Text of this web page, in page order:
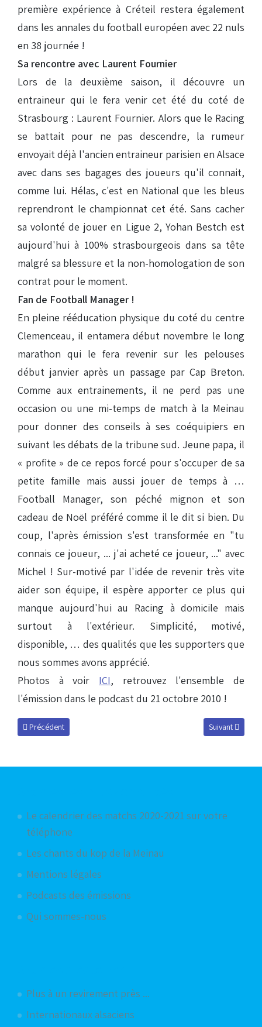
première expérience à Créteil restera également
dans les annales du football européen avec 22 nuls
en 38 journée !
Sa rencontre avec Laurent Fournier
Lors de la deuxième saison, il découvre un
entraineur qui le fera venir cet été du coté de
Strasbourg : Laurent Fournier. Alors que le Racing
se battait pour ne pas descendre, la rumeur
envoyait déjà l'ancien entraineur parisien en Alsace
avec dans ses bagages des joueurs qu'il connait,
comme lui. Hélas, c'est en National que les bleus
reprendront le championnat cet été. Sans cacher
sa volonté de jouer en Ligue 2, Yohan Bestch est
aujourd'hui à 100% strasbourgeois dans sa tête
malgré sa blessure et la non-homologation de son
contrat pour le moment.
Fan de Football Manager !
En pleine rééducation physique du coté du centre
Clemenceau, il entamera début novembre le long
marathon qui le fera revenir sur les pelouses
début janvier après un passage par Cap Breton.
Comme aux entrainements, il ne perd pas une
occasion ou une mi-temps de match à la Meinau
pour donner des conseils à ses coéquipiers en
suivant les débats de la tribune sud. Jeune papa, il
« profite » de ce repos forcé pour s'occuper de sa
petite famille mais aussi jouer de temps à …
Football Manager, son péché mignon et son
cadeau de Noël préféré comme il le dit si bien. Du
coup, l'après émission s'est transformée en "tu
connais ce joueur, ... j'ai acheté ce joueur, ..." avec
Michel ! Sur-motivé par l'idée de revenir très vite
aider son équipe, il espère apporter ce plus qui
manque aujourd'hui au Racing à domicile mais
surtout à l'extérieur. Simplicité, motivé,
disponible, … des qualités que les supporters que
nous sommes avons apprécié.
Photos à voir ICI, retrouvez l'ensemble de
l'émission dans le podcast du 21 octobre 2010 !
Article précédent : Podcast du 4 novembre 2010
Précédent Article suivant
Suivant
Le calendrier des matchs 2020-2021 sur votre
téléphone
Les chants du kop de la Meinau
Mentions légales
Podcasts des émissions
Qui sommes-nous
Plus à un revirement près ...
Internationaux alsaciens